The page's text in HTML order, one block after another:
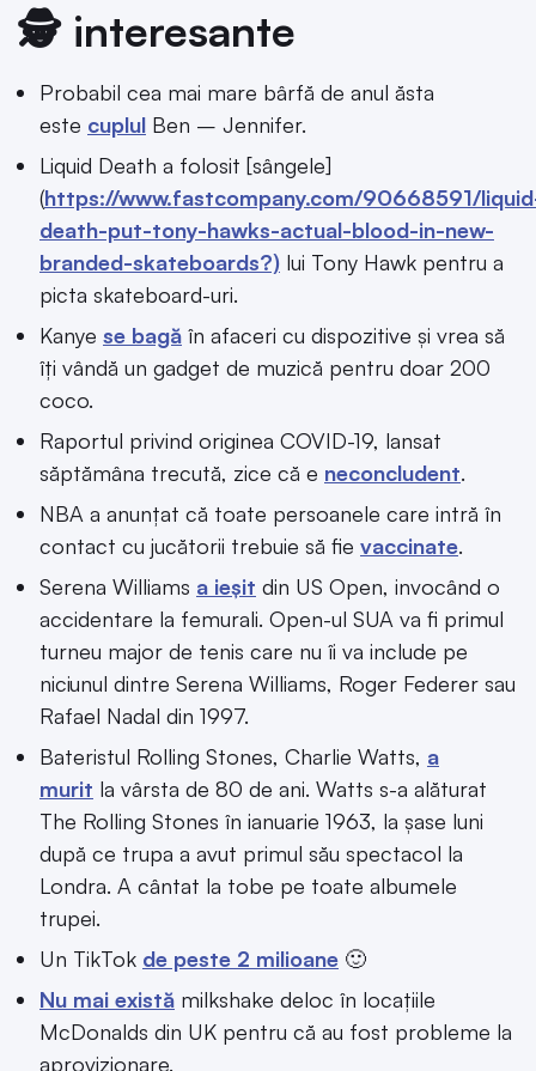
🕵️ interesante
Probabil cea mai mare bârfă de anul ăsta
este cuplul Ben – Jennifer.
Liquid Death a folosit [sângele]
(https://www.fastcompany.com/90668591/
death-put-tony-hawks-actual-blood-in-new-
branded-skateboards?) lui Tony Hawk pentru a
picta skateboard-uri.
Kanye se bagă în afaceri cu dispozitive și vrea să
îți vândă un gadget de muzică pentru doar 200
coco.
Raportul privind originea COVID-19, lansat
săptămâna trecută, zice că e neconcludent.
NBA a anunțat că toate persoanele care intră în
contact cu jucătorii trebuie să fie vaccinate.
Serena Williams a ieșit din US Open, invocând o
accidentare la femurali. Open-ul SUA va fi primul
turneu major de tenis care nu îi va include pe
niciunul dintre Serena Williams, Roger Federer sau
Rafael Nadal din 1997.
Bateristul Rolling Stones, Charlie Watts, a
murit la vârsta de 80 de ani. Watts s-a alăturat
The Rolling Stones în ianuarie 1963, la șase luni
după ce trupa a avut primul său spectacol la
Londra. A cântat la tobe pe toate albumele
trupei.
Un TikTok de peste 2 milioane 🙂
Nu mai există milkshake deloc în locațiile
McDonalds din UK pentru că au fost probleme la
aprovizionare.